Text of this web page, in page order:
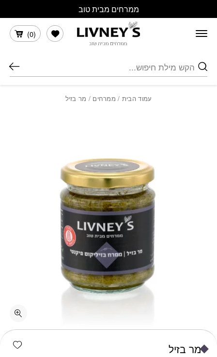
ממרחים מבית טוב
חיפוש
(
0
)
הרשימה שלי
עמוד הבית / ממרחים / מר בזיל
מר בזיל
כמות מר בזיל